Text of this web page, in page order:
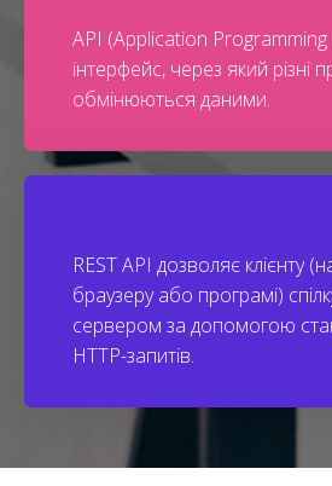
API (Application
інтерфейс, через який різні
обмінюються даними.
REST API дозволяє клієнту
браузеру або програмі)
сервером за допомогою
HTTP-запитів.